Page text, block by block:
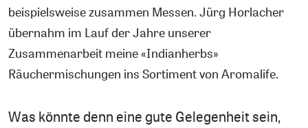
beispielsweise zusammen Messen. Jürg Horlacher
übernahm im Lauf der Jahre unserer
Zusammenarbeit meine «Indianherbs»
Räuchermischungen ins Sortiment von Aromalife.
Was könnte denn eine gute Gelegenheit sein,